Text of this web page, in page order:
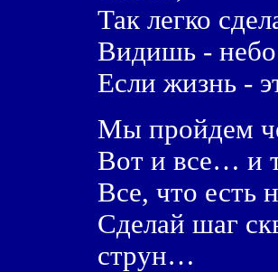
Так легко
Видишь - небо
Если жизнь -
Мы пройдем
Вот и все… и
Все, что есть
Сделай шаг
струн…